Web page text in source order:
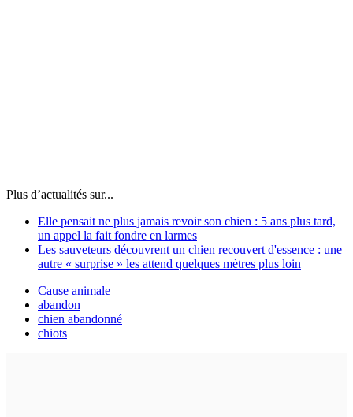
Plus d’actualités sur...
Elle pensait ne plus jamais revoir son chien : 5 ans plus tard,
un appel la fait fondre en larmes
Les sauveteurs découvrent un chien recouvert d'essence : une
autre « surprise » les attend quelques mètres plus loin
Cause animale
abandon
chien abandonné
chiots